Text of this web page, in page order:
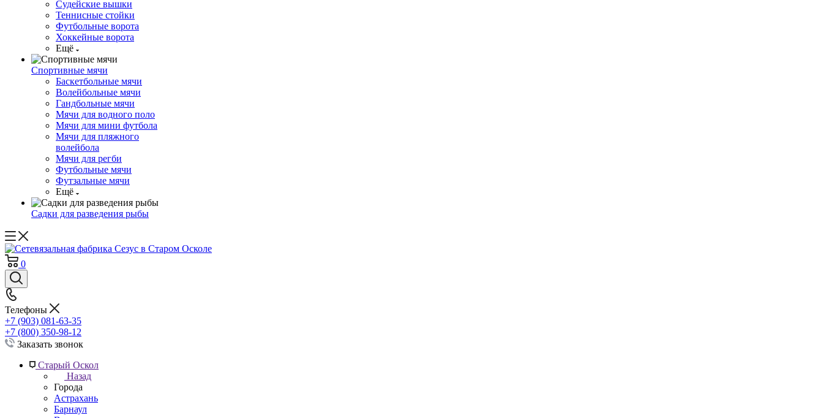
Судейские вышки
Теннисные стойки
Футбольные ворота
Хоккейные ворота
Ещё
Спортивные мячи
Баскетбольные мячи
Волейбольные мячи
Гандбольные мячи
Мячи для водного поло
Мячи для мини футбола
Мячи для пляжного
волейбола
Мячи для регби
Футбольные мячи
Футзальные мячи
Ещё
Садки для разведения рыбы
0
Телефоны
+7 (903) 081-63-35
+7 (800) 350-98-12
Заказать звонок
Старый Оскол
Назад
Города
Астрахань
Барнаул